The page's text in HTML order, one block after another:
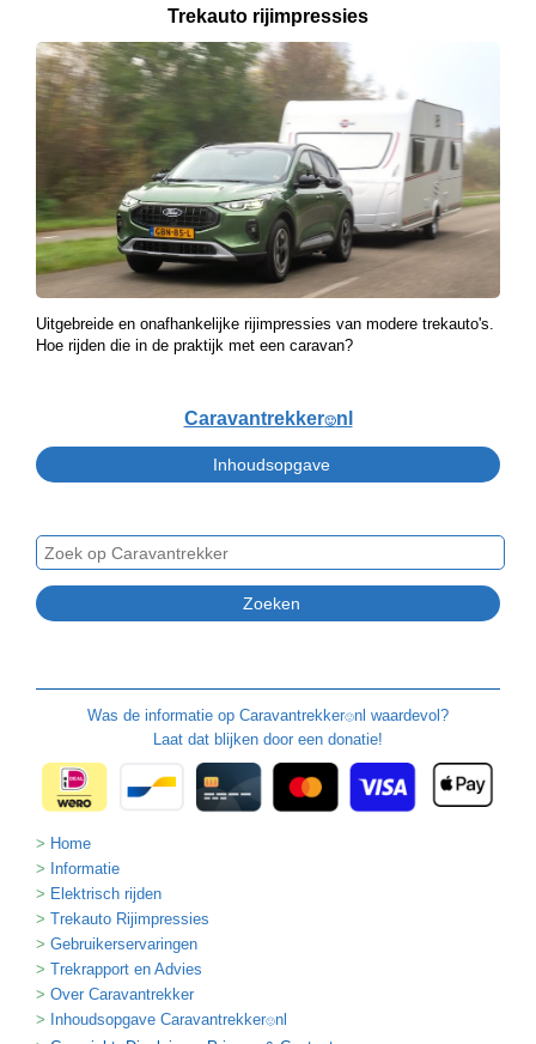
Trekauto rijimpressies
Uitgebreide en onafhankelijke rijimpressies van modere trekauto's.
Hoe rijden die in de praktijk met een caravan?
Caravantrekker🙂nl
Was de informatie op Caravantrekker🙂nl waardevol?
Laat dat blijken door een donatie!
Home
Informatie
Elektrisch rijden
Trekauto Rijimpressies
Gebruikerservaringen
Trekrapport en Advies
Over Caravantrekker
Inhoudsopgave Caravantrekker🙂nl